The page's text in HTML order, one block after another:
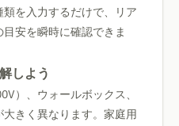
を入力するだけで、リア
安を瞬時に確認できま
しよう
）、ウォールボックス、
きく異なります。家庭用